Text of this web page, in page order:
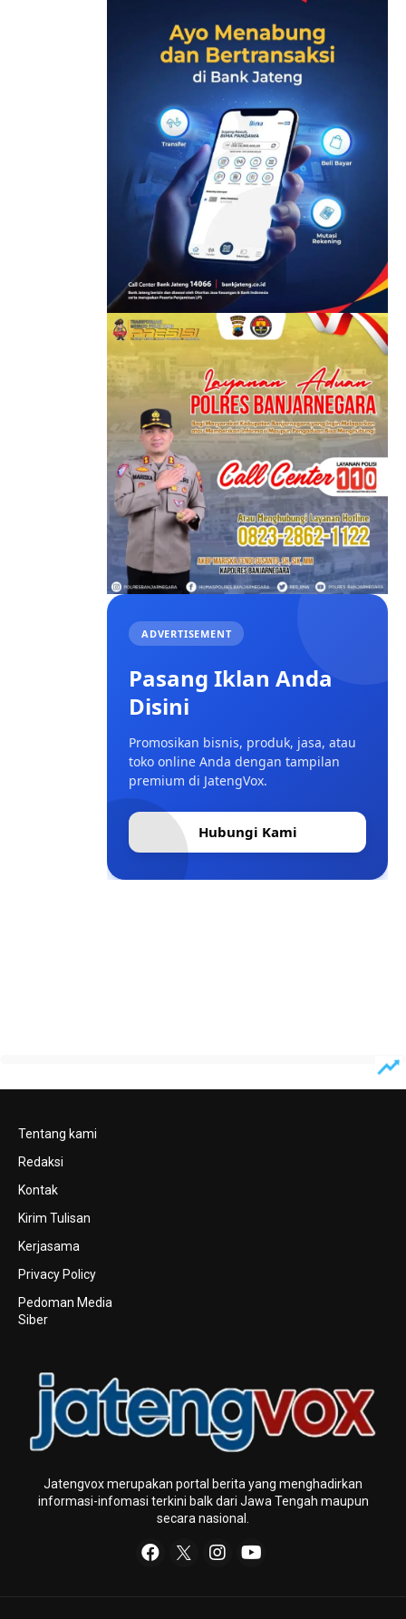
ADVERTISEMENT
Pasang Iklan Anda
Disini
Promosikan bisnis, produk, jasa, atau
toko online Anda dengan tampilan
premium di JatengVox.
Hubungi Kami
Tentang kami
Redaksi
Kontak
Kirim Tulisan
Kerjasama
Privacy Policy
Pedoman Media
Siber
Jatengvox merupakan portal berita yang menghadirkan
informasi-infomasi terkini baIk dari Jawa Tengah maupun
secara nasional.